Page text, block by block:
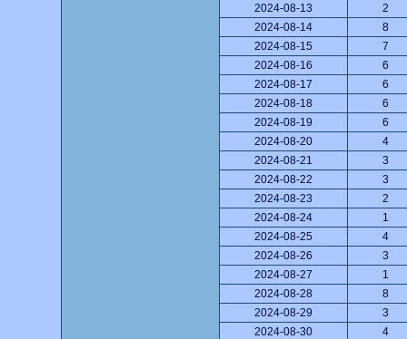
2024-08-13
2
2024-08-14
8
2024-08-15
7
2024-08-16
6
2024-08-17
6
2024-08-18
6
2024-08-19
6
2024-08-20
4
2024-08-21
3
2024-08-22
3
2024-08-23
2
2024-08-24
1
2024-08-25
4
2024-08-26
3
2024-08-27
1
2024-08-28
8
2024-08-29
3
2024-08-30
4